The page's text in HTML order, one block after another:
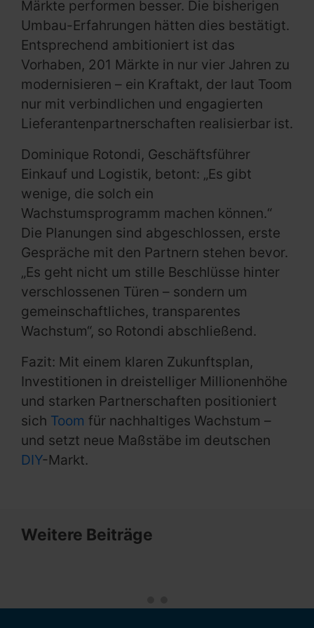
Märkte performen besser. Die bisherigen
Umbau-Erfahrungen hätten dies bestätigt.
Entsprechend ambitioniert ist das
Vorhaben, 201 Märkte in nur vier Jahren zu
modernisieren – ein Kraftakt, der laut Toom
nur mit verbindlichen und engagierten
Lieferantenpartnerschaften realisierbar ist.
Dominique Rotondi, Geschäftsführer
Einkauf und Logistik, betont: „Es gibt
wenige, die solch ein
Wachstumsprogramm machen können.“
Die Planungen sind abgeschlossen, erste
Gespräche mit den Partnern stehen bevor.
„Es geht nicht um stille Beschlüsse hinter
verschlossenen Türen – sondern um
gemeinschaftliches, transparentes
Wachstum“, so Rotondi abschließend.
Fazit: Mit einem klaren Zukunftsplan,
Investitionen in dreistelliger Millionenhöhe
und starken Partnerschaften positioniert
sich Toom für nachhaltiges Wachstum –
und setzt neue Maßstäbe im deutschen
DIY-Markt.
Weitere Beiträge